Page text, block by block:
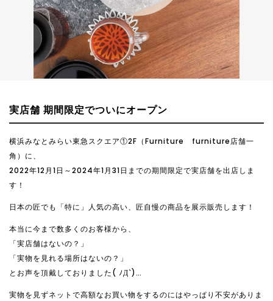
実店舗 期間限定でついにオープン
横浜みなとみらい東急スクエア①2F（Furniture furniture店舗一
角）に、
2022年12月1日～2024年1月31日までの期間限定で実店舗を出店しま
す！
日本の匠でも「特に」人気の高い、匠自慢の商品を展示販売します！
本当に今まで数多くのお客様から、
「実店舗はないの？」
「実物を見れる場所はないの？」
とお声を頂戴しておりました( ﾉД`)…
実物を見ずネットで高額なお買い物をするのにはやっぱり不安がありま